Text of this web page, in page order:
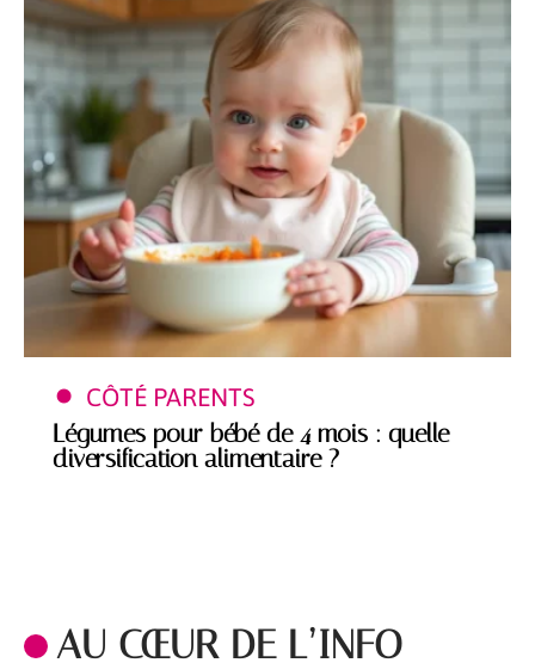
CÔTÉ PARENTS
Légumes pour bébé de 4 mois : quelle
diversification alimentaire ?
AU CŒUR DE L’INFO